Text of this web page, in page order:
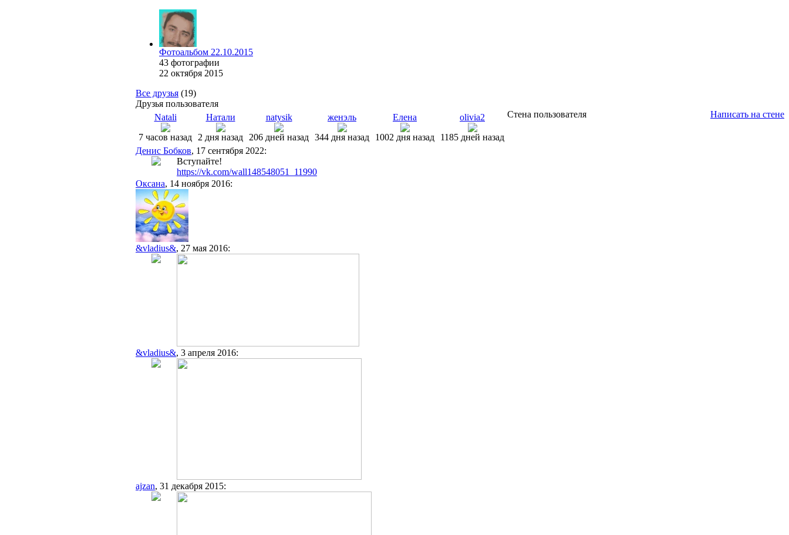
Фотоальбом 22.10.2015
43 фотографии
22 октября 2015
Все друзья (19)
Друзья пользователя
Natali
7 часов назад
Натали
2 дня назад
natysik
206 дней назад
женэль
344 дня назад
Елена
1002 дня назад
olivia2
1185 дней назад
Стена пользователя Написать на стене
Денис Бобков, 17 сентября 2022:
Вступайте!
https://vk.com/wall148548051_11990
Оксана, 14 ноября 2016:
&vladius&, 27 мая 2016:
&vladius&, 3 апреля 2016:
ajzan, 31 декабря 2015: